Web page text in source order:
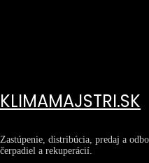
KLIMAMAJSTRI.SK
Zastúpenie, distribúcia, predaj a
čerpadiel a rekuperácií.